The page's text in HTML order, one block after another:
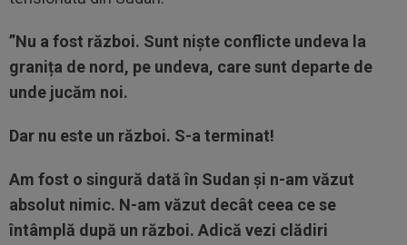
”Nu a fost război. Sunt niște conflicte undeva la
granița de nord, pe undeva, care sunt departe de
unde jucăm noi.
Dar nu este un război. S-a terminat!
Am fost o singură dată în Sudan și n-am văzut
absolut nimic. N-am văzut decât ceea ce se
întâmplă după un război. Adică vezi clădiri